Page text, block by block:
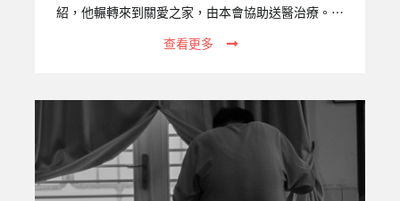
紹，他輾轉來到關愛之家，由本會協助送醫治療。歷
經近兩個月的治療，小牛生命跡象終於穩定了。出院
院至今，小牛展現了強烈的求生意志，每天努力長
大，慢慢不再仰賴氧氣機及抽痰機。一、專案關注的
議題統計至2020年12月底止，在台女性外籍移工（產
業與社福合計）已達382,028人。在台工作期間，她
們若不小心意外懷孕，常因害怕遭到遣返而逃跑，成
查看更多